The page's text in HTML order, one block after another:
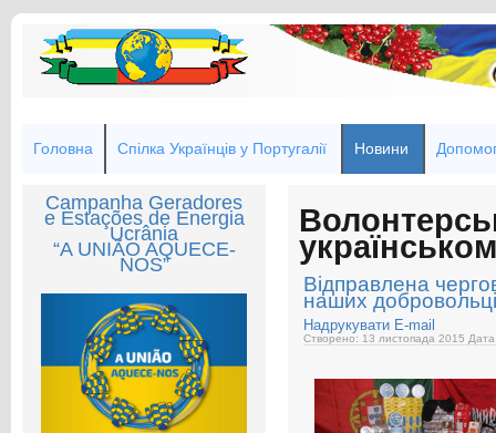
Головна Спілка Українців у Португалії Новини
Campanha Geradores
e Estações de Energia
Ucrânia
“A UNIÃO AQUECE-
NOS”
Відправлена
наших
Надрукувати E-mail
Створено: 13 листопада 2015 Дата